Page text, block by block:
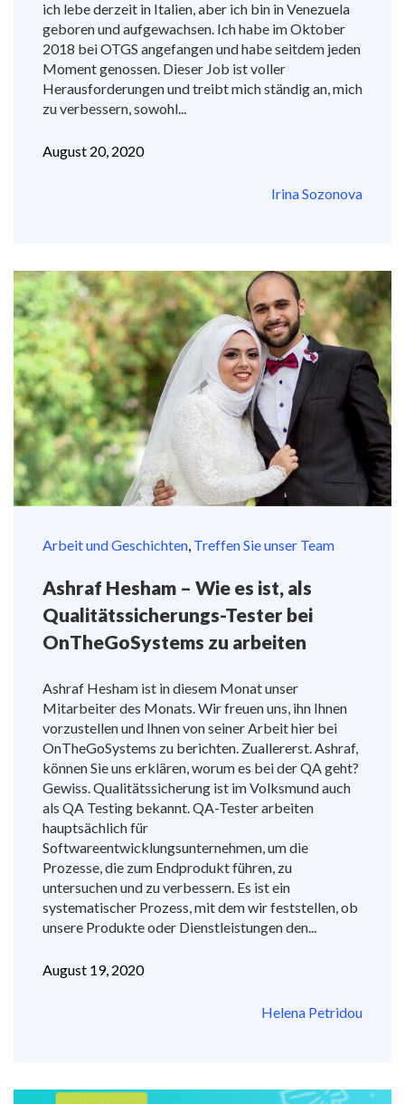
ich lebe derzeit in Italien, aber ich bin in Venezuela
geboren und aufgewachsen. Ich habe im Oktober
2018 bei OTGS angefangen und habe seitdem jeden
Moment genossen. Dieser Job ist voller
Herausforderungen und treibt mich ständig an, mich
zu verbessern, sowohl...
August 20, 2020
Irina Sozonova
Arbeit und Geschichten, Treffen Sie unser Team
Ashraf Hesham – Wie es ist, als
Qualitätssicherungs-Tester bei
OnTheGoSystems zu arbeiten
Ashraf Hesham ist in diesem Monat unser
Mitarbeiter des Monats. Wir freuen uns, ihn Ihnen
vorzustellen und Ihnen von seiner Arbeit hier bei
OnTheGoSystems zu berichten. Zuallererst. Ashraf,
können Sie uns erklären, worum es bei der QA geht?
Gewiss. Qualitätssicherung ist im Volksmund auch
als QA Testing bekannt. QA-Tester arbeiten
hauptsächlich für
Softwareentwicklungsunternehmen, um die
Prozesse, die zum Endprodukt führen, zu
untersuchen und zu verbessern. Es ist ein
systematischer Prozess, mit dem wir feststellen, ob
unsere Produkte oder Dienstleistungen den...
August 19, 2020
Helena Petridou